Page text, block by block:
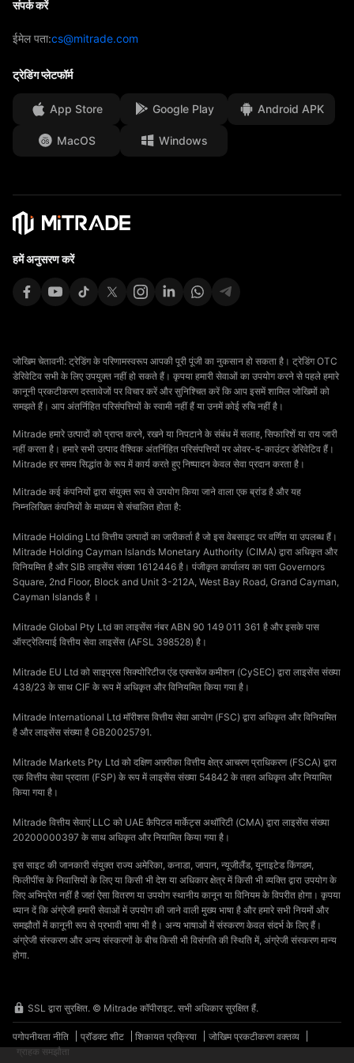
संपर्क करें
ईमेल पता:cs@mitrade.com
ट्रेडिंग प्लेटफॉर्म
App Store Google Play Android APK
MacOS Windows
हमें अनुसरण करें
जोखिम चेतावनी: ट्रेडिंग के परिणामस्वरूप आपकी पूरी पूंजी का नुकसान हो सकता है। ट्रेडिंग OTC
डेरिवेटिव सभी के लिए उपयुक्त नहीं हो सकते हैं। कृपया हमारी सेवाओं का उपयोग करने से पहले हमारे
कानूनी प्रकटीकरण दस्तावेजों पर विचार करें और सुनिश्चित करें कि आप इसमें शामिल जोखिमों को
समझते हैं। आप अंतर्निहित परिसंपत्तियों के स्वामी नहीं हैं या उनमें कोई रुचि नहीं है।
Mitrade हमारे उत्पादों को प्राप्त करने, रखने या निपटाने के संबंध में सलाह, सिफारिशें या राय जारी
नहीं करता है। हमारे सभी उत्पाद वैश्विक अंतर्निहित परिसंपत्तियों पर ओवर-द-काउंटर डेरिवेटिव हैं।
Mitrade हर समय सिद्धांत के रूप में कार्य करते हुए निष्पादन केवल सेवा प्रदान करता है।
Mitrade कई कंपनियों द्वारा संयुक्त रूप से उपयोग किया जाने वाला एक ब्रांड है और यह
निम्नलिखित कंपनियों के माध्यम से संचालित होता है:
Mitrade Holding Ltd वित्तीय उत्पादों का जारीकर्ता है जो इस वेबसाइट पर वर्णित या उपलब्ध हैं।
Mitrade Holding Cayman Islands Monetary Authority (CIMA) द्वारा अधिकृत और
विनियमित है और SIB लाइसेंस संख्या 1612446 है। पंजीकृत कार्यालय का पता Governors
Square, 2nd Floor, Block and Unit 3-212A, West Bay Road, Grand Cayman,
Cayman Islands है ।
Mitrade Global Pty Ltd का लाइसेंस नंबर ABN 90 149 011 361 है और इसके पास
ऑस्ट्रेलियाई वित्तीय सेवा लाइसेंस (AFSL 398528) है।
Mitrade EU Ltd को साइप्रस सिक्योरिटीज एंड एक्सचेंज कमीशन (CySEC) द्वारा लाइसेंस संख्या
438/23 के साथ CIF के रूप में अधिकृत और विनियमित किया गया है।
Mitrade International Ltd मॉरीशस वित्तीय सेवा आयोग (FSC) द्वारा अधिकृत और विनियमित
है और लाइसेंस संख्या है GB20025791.
Mitrade Markets Pty Ltd को दक्षिण अफ़्रीका वित्तीय क्षेत्र आचरण प्राधिकरण (FSCA) द्वारा
एक वित्तीय सेवा प्रदाता (FSP) के रूप में लाइसेंस संख्या 54842 के तहत अधिकृत और नियामित
किया गया है।
Mitrade वित्तीय सेवाएं LLC को UAE कैपिटल मार्केट्स अथॉरिटी (CMA) द्वारा लाइसेंस संख्या
20200000397 के साथ अधिकृत और नियामित किया गया है।
इस साइट की जानकारी संयुक्त राज्य अमेरिका, कनाडा, जापान, न्यूजीलैंड, यूनाइटेड किंगडम,
फिलीपींस के निवासियों के लिए या किसी भी देश या अधिकार क्षेत्र में किसी भी व्यक्ति द्वारा उपयोग के
लिए अभिप्रेत नहीं है जहां ऐसा वितरण या उपयोग स्थानीय कानून या विनियम के विपरीत होगा। कृपया
ध्यान दें कि अंग्रेजी हमारी सेवाओं में उपयोग की जाने वाली मुख्य भाषा है और हमारे सभी नियमों और
समझौतों में कानूनी रूप से प्रभावी भाषा भी है। अन्य भाषाओं में संस्करण केवल संदर्भ के लिए हैं।
अंग्रेजी संस्करण और अन्य संस्करणों के बीच किसी भी विसंगति की स्थिति में, अंग्रेजी संस्करण मान्य
होगा.
SSL द्वारा सुरक्षित. © Mitrade कॉपीराइट. सभी अधिकार सुरक्षित हैं.
पगोपनीयता नीति प्रॉडक्ट शीट शिकायत प्रक्रिया
जोखिम प्रकटीकरण वक्तव्य
ग्राहक समझौता